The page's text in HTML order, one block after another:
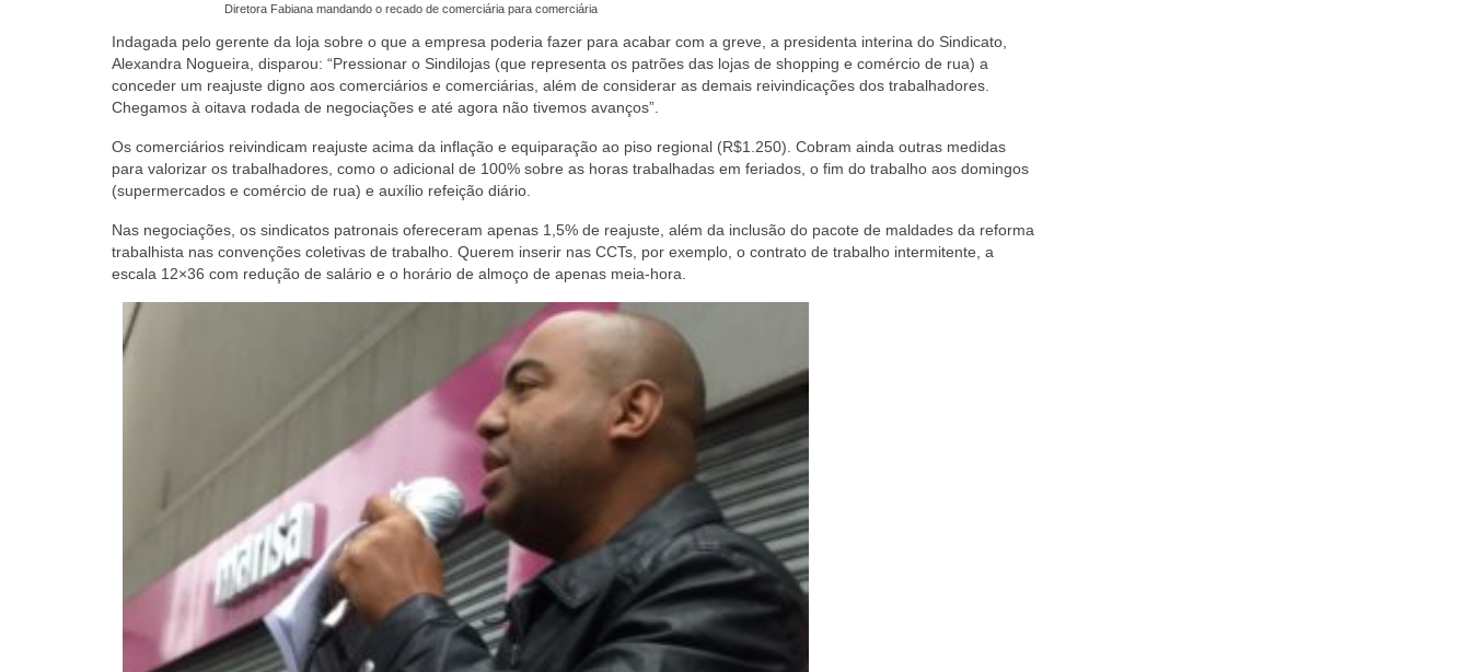
Diretora Fabiana mandando o recado de comerciária para comerciária
Indagada pelo gerente da loja sobre o que a empresa poderia fazer para acabar com a greve, a presidenta interina do Sindicato,
Alexandra Nogueira, disparou: “Pressionar o Sindilojas (que representa os patrões das lojas de shopping e comércio de rua) a
conceder um reajuste digno aos comerciários e comerciárias, além de considerar as demais reivindicações dos trabalhadores.
Chegamos à oitava rodada de negociações e até agora não tivemos avanços”.
Os comerciários reivindicam reajuste acima da inflação e equiparação ao piso regional (R$1.250). Cobram ainda outras medidas
para valorizar os trabalhadores, como o adicional de 100% sobre as horas trabalhadas em feriados, o fim do trabalho aos domingos
(supermercados e comércio de rua) e auxílio refeição diário.
Nas negociações, os sindicatos patronais ofereceram apenas 1,5% de reajuste, além da inclusão do pacote de maldades da reforma
trabalhista nas convenções coletivas de trabalho. Querem inserir nas CCTs, por exemplo, o contrato de trabalho intermitente, a
escala 12×36 com redução de salário e o horário de almoço de apenas meia-hora.